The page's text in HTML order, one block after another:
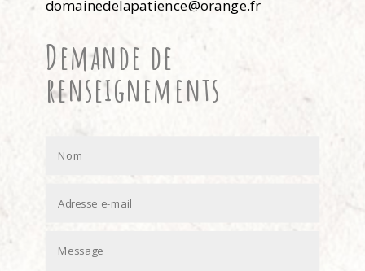
domainedelapatience@orange.fr
Demande de
renseignements